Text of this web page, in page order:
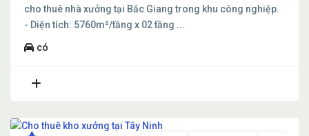
cho thuê nhà xưởng tại Bắc Giang trong khu công nghiệp.
- Diện tích: 5760m²/tầng x 02 tầng ...
có